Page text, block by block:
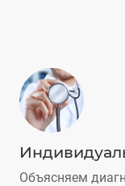
Объясняем